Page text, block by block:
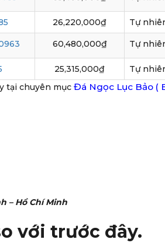
26,220,000₫ Tự
60,480,000₫ Tự
25,315,000₫
Tự
tại chuyên mục Đá Ngọc Lục Bảo (
– Hồ Chí Minh
với trước đây.